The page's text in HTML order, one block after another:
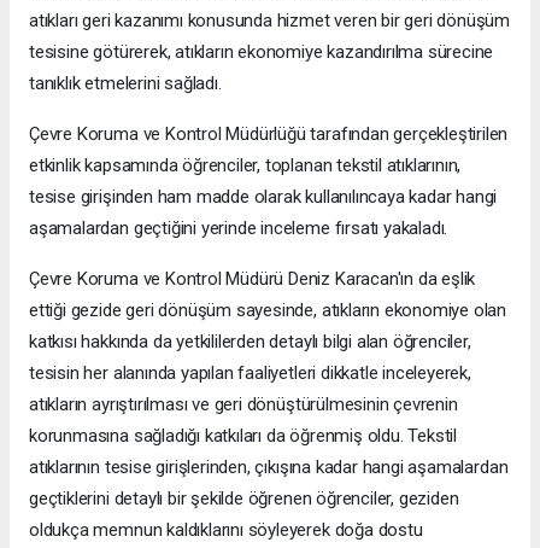
atıkları geri kazanımı konusunda hizmet veren bir geri dönüşüm
tesisine götürerek, atıkların ekonomiye kazandırılma sürecine
tanıklık etmelerini sağladı.
Çevre Koruma ve Kontrol Müdürlüğü tarafından gerçekleştirilen
etkinlik kapsamında öğrenciler, toplanan tekstil atıklarının,
tesise girişinden ham madde olarak kullanılıncaya kadar hangi
aşamalardan geçtiğini yerinde inceleme fırsatı yakaladı.
Çevre Koruma ve Kontrol Müdürü Deniz Karacan'ın da eşlik
ettiği gezide geri dönüşüm sayesinde, atıkların ekonomiye olan
katkısı hakkında da yetkililerden detaylı bilgi alan öğrenciler,
tesisin her alanında yapılan faaliyetleri dikkatle inceleyerek,
atıkların ayrıştırılması ve geri dönüştürülmesinin çevrenin
korunmasına sağladığı katkıları da öğrenmiş oldu. Tekstil
atıklarının tesise girişlerinden, çıkışına kadar hangi aşamalardan
geçtiklerini detaylı bir şekilde öğrenen öğrenciler, geziden
oldukça memnun kaldıklarını söyleyerek doğa dostu